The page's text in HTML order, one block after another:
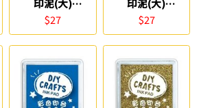
印泥(大)
SEASON
$27
印泥(大)
SEASON
$27